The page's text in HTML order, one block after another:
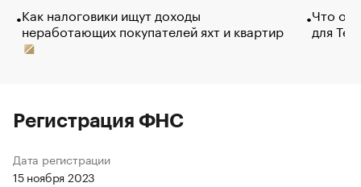
Как налоговики ищут доходы
неработающих покупателей яхт и квартир
Что
для
Регистрация ФНС
Дата регистрации
15 ноября 2023